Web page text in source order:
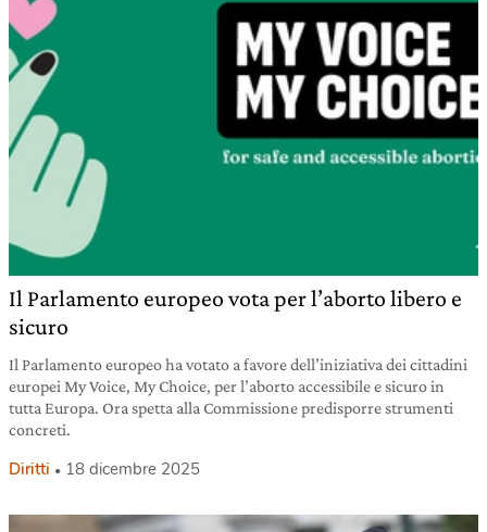
Il Parlamento europeo vota per l’aborto libero e
sicuro
Il Parlamento europeo ha votato a favore dell’iniziativa dei cittadini
europei My Voice, My Choice, per l’aborto accessibile e sicuro in
tutta Europa. Ora spetta alla Commissione predisporre strumenti
concreti.
Diritti 18 dicembre 2025